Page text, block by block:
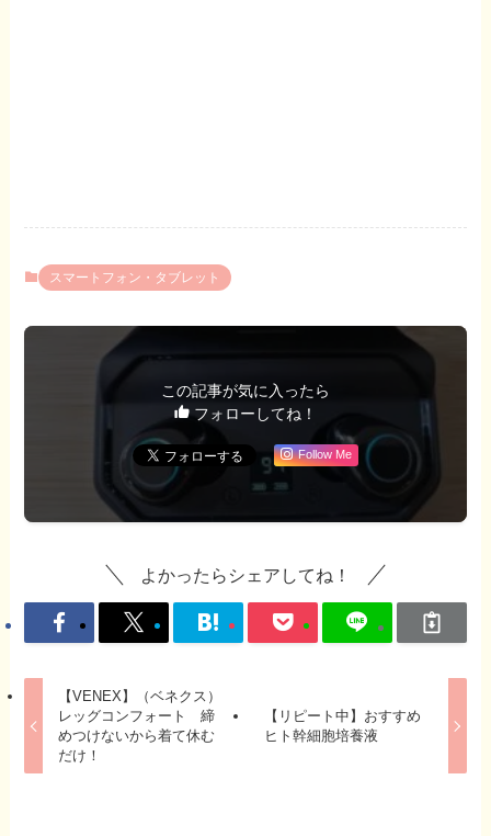
スマートフォン・タブレット
この記事が気に入ったら
フォローしてね！
Follow Me
よかったらシェアしてね！
【VENEX】（ベネクス）
レッグコンフォート 締
めつけないから着て休む
だけ！
【リピート中】おすすめ
ヒト幹細胞培養液